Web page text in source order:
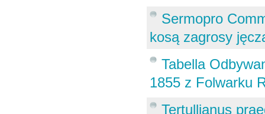
Sermopro
kosą zagrosy
Tabella
1855 z Folwarku
Tertullianus